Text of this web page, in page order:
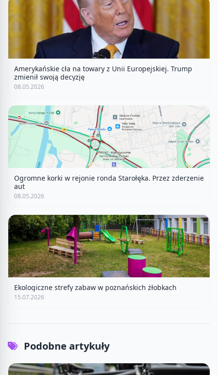
Amerykańskie cła na towary z Unii Europejskiej. Trump
zmienił swoją decyzję
08.05.2026
Ogromne korki w rejonie ronda Starołęka. Przez zderzenie
aut
08.05.2026
Ekologiczne strefy zabaw w poznańskich żłobkach
15.07.2026
Podobne artykuły